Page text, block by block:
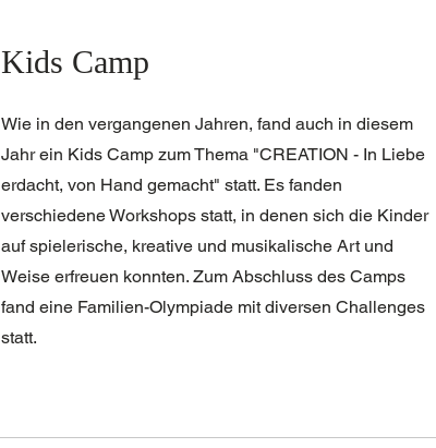
Kids Camp
Wie in den vergangenen Jahren, fand auch in diesem
Jahr ein Kids Camp zum Thema "CREATION - In Liebe
erdacht, von Hand gemacht" statt. Es fanden
verschiedene Workshops statt, in denen sich die Kinder
auf spielerische, kreative und musikalische Art und
Weise erfreuen konnten. Zum Abschluss des Camps
fand eine Familien-Olympiade mit diversen Challenges
statt.